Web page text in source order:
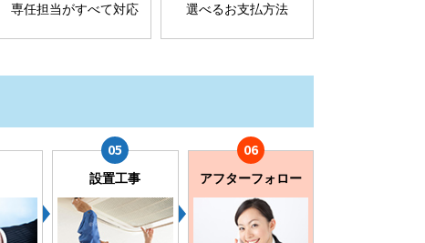
専任担当がすべて対応 選べるお支払方法
設置工事 アフターフォロー